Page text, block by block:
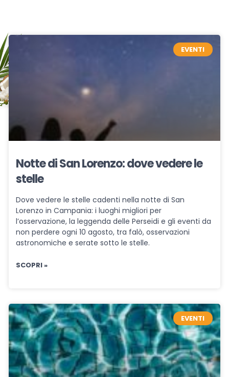
EVENTI
Notte di San Lorenzo: dove vedere le
stelle
Dove vedere le stelle cadenti nella notte di San
Lorenzo in Campania: i luoghi migliori per
l’osservazione, la leggenda delle Perseidi e gli eventi da
non perdere ogni 10 agosto, tra falò, osservazioni
astronomiche e serate sotto le stelle.
SCOPRI »
EVENTI